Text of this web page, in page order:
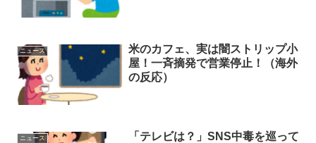
ニュース
米のカフェ、実は闇ストリップ小
屋！一斉摘発で営業停止！（海外
の反応）
ニュース
「テレビは？」SNS中毒を巡って